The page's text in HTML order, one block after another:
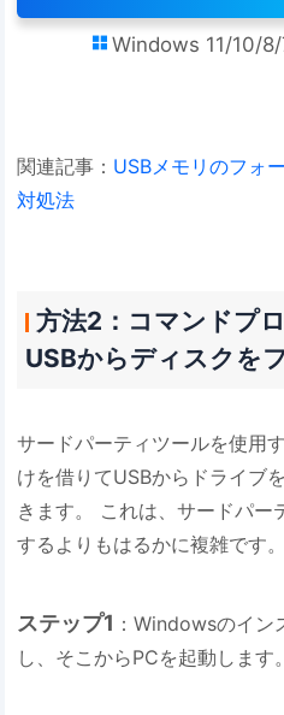
 Windows 11/10/
関連記事： USBメモリのフォ
対処法
方法2：コマンドプ
USBからディスクを
サードパーティツールを使用
けを借りてUSBからドライブ
きます。 これは、サードパー
するよりもはるかに複雑です。
ステップ1 ：Windowsのイン
し、そこからPCを起動します。